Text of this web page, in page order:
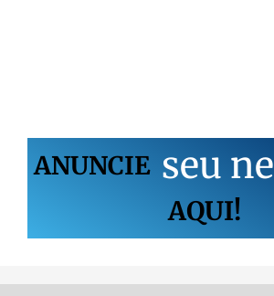
ANUNCIE seu ne
AQUI!